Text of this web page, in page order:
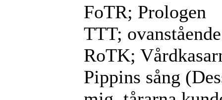
FoTR; Prologen
TTT;
RoTK;
Pippins sång